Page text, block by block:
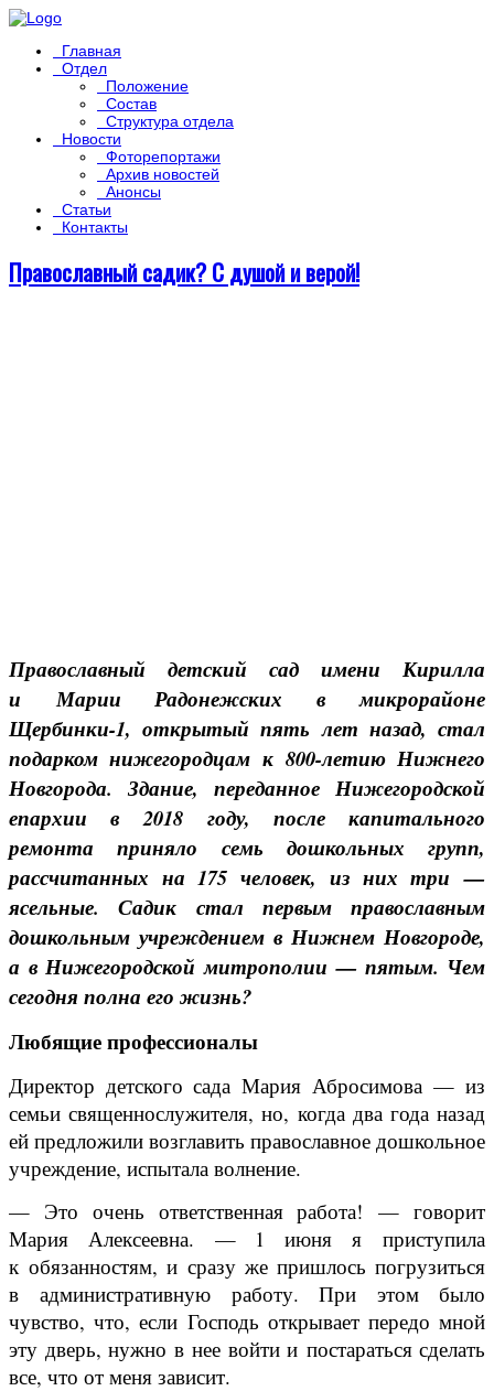
Главная
Отдел
Положение
Состав
Структура отдела
Новости
Фоторепортажи
Архив новостей
Анонсы
Статьи
Контакты
Православный садик? С душой и верой!
Православный детский сад имени Кирилла
и Марии Радонежских в микрорайоне
Щербинки-1, открытый пять лет назад, стал
подарком нижегородцам к 800-летию Нижнего
Новгорода. Здание, переданное Нижегородской
епархии в 2018 году, после капитального
ремонта приняло семь дошкольных групп,
рассчитанных на 175 человек, из них три —
ясельные. Садик стал первым православным
дошкольным учреждением в Нижнем Новгороде,
а в Нижегородской митрополии — пятым. Чем
сегодня полна его жизнь?
Любящие профессионалы
Директор детского сада Мария Абросимова — из
семьи священнослужителя, но, когда два года назад
ей предложили возглавить православное дошкольное
учреждение, испытала волнение.
— Это очень ответственная работа! — говорит
Мария Алексеевна. — 1 июня я приступила
к обязанностям, и сразу же пришлось погрузиться
в административную работу. При этом было
чувство, что, если Господь открывает передо мной
эту дверь, нужно в нее войти и постараться сделать
все, что от меня зависит.